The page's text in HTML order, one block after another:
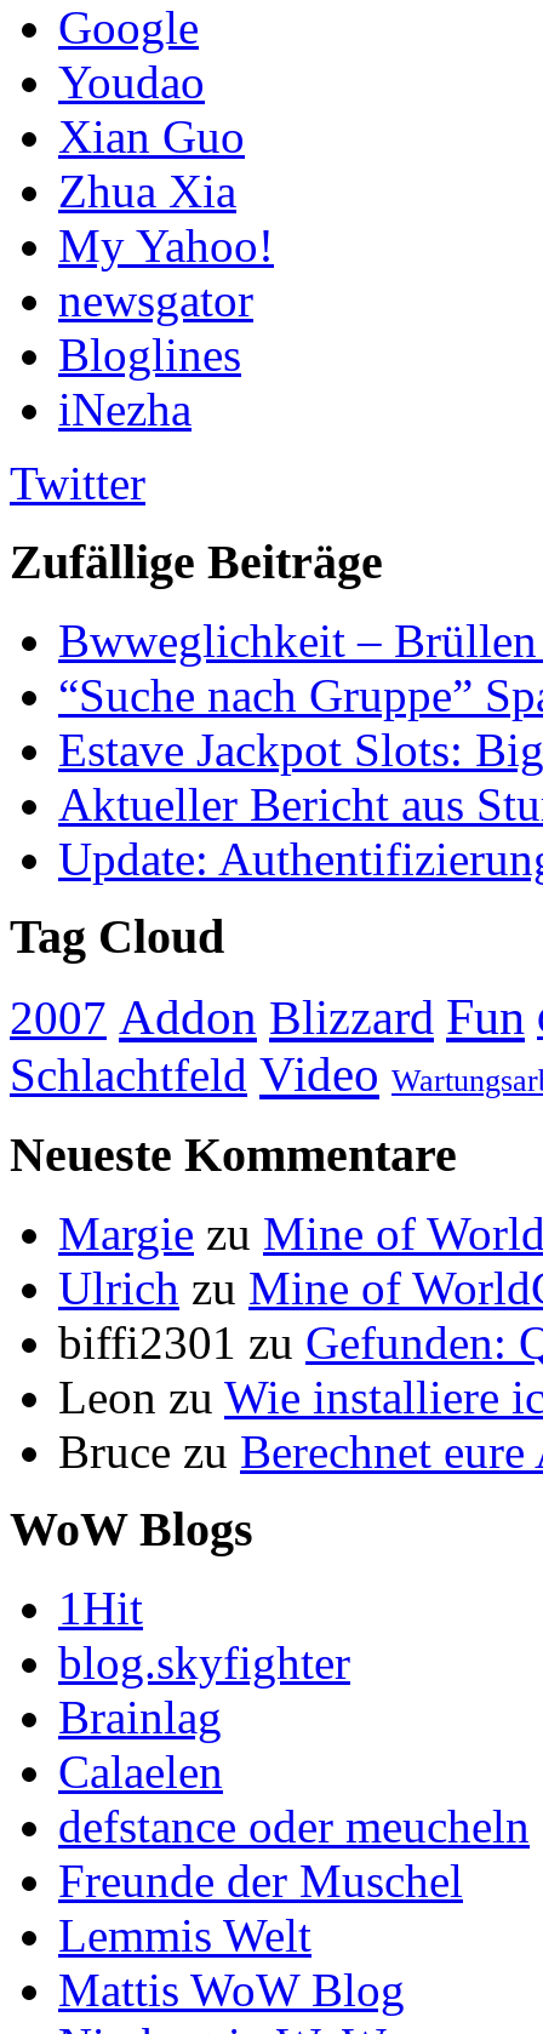
Google
Youdao
Xian Guo
Zhua Xia
My Yahoo!
newsgator
Bloglines
iNezha
Twitter
Zufällige Beiträge
Bwweglichkeit – Brüllen
“Suche nach Gruppe”
Estave Jackpot Slots:
Aktueller Bericht aus
Update:
Tag Cloud
2007 Addon Blizzard Fun
Schlachtfeld Video
Neueste Kommentare
Margie zu Mine of
Ulrich zu Mine of
biffi2301 zu Gefunden:
Leon zu Wie installiere
Bruce zu Berechnet
WoW Blogs
1Hit
blog.skyfighter
Brainlag
Calaelen
defstance oder meucheln
Freunde der Muschel
Lemmis Welt
Mattis WoW Blog